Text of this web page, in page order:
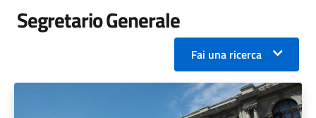
Segretario Generale
Fai una ricerca